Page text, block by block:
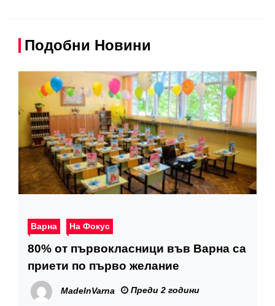
Подобни Новини
Варна На Фокус
80% от първокласници във Варна са
приети по първо желание
MadeInVarna Преди 2 години